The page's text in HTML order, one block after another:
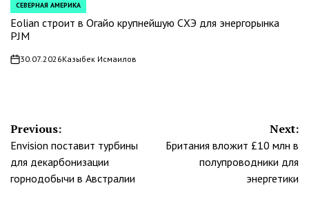
POSTED
IN
СЕВЕРНАЯ АМЕРИКА
Eolian строит в Огайо крупнейшую СХЭ для энергорынка
PJM
on30.07.2026Казыбек Исмаилов
Навигация
по
записям
Previous:
Envision поставит турбины
для декарбонизации
горнодобычи в Австралии
Next:
Британия вложит £10 млн в
полупроводники для
энергетики